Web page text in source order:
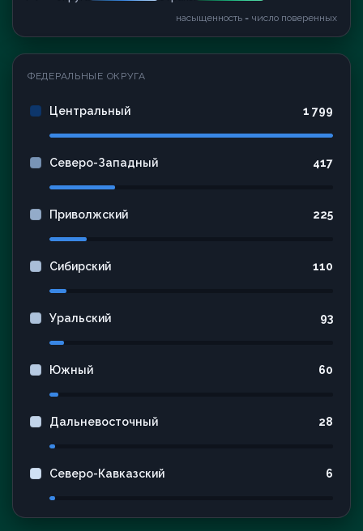
насыщенность = число поверенных
ФЕДЕРАЛЬНЫЕ ОКРУГА
Центральный 1 799
Северо-Западный 417
Приволжский 225
Сибирский 110
Уральский 93
Южный 60
Дальневосточный 28
Северо-Кавказский 6